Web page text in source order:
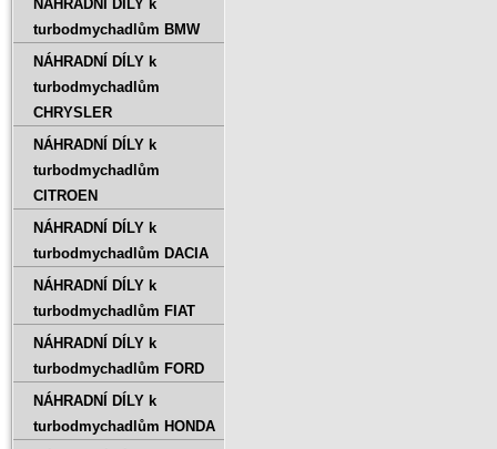
NÁHRADNÍ DÍLY k
turbodmychadlům BMW
NÁHRADNÍ DÍLY k
turbodmychadlům
CHRYSLER
NÁHRADNÍ DÍLY k
turbodmychadlům
CITROEN
NÁHRADNÍ DÍLY k
turbodmychadlům DACIA
NÁHRADNÍ DÍLY k
turbodmychadlům FIAT
NÁHRADNÍ DÍLY k
turbodmychadlům FORD
NÁHRADNÍ DÍLY k
turbodmychadlům HONDA